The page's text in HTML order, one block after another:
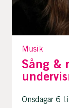
Musik
Sång &
Onsdagar 6